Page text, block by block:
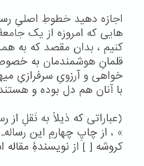
اجازه دهید خطوطِ اصلیِ
هایی که امروزه از یک
کنیم ، بدان مقصد که به
قلمانِ هوشمندمان به
خواهی و آرزویِ سرفرازیِ
با آنان هم دل بوده و
(عباراتی که ذیلاً به نَقلِ از
کروشه [ ] از نویسندۀِ